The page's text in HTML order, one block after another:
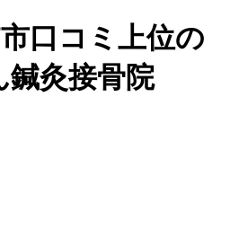
口コミ上位の
灸接骨院